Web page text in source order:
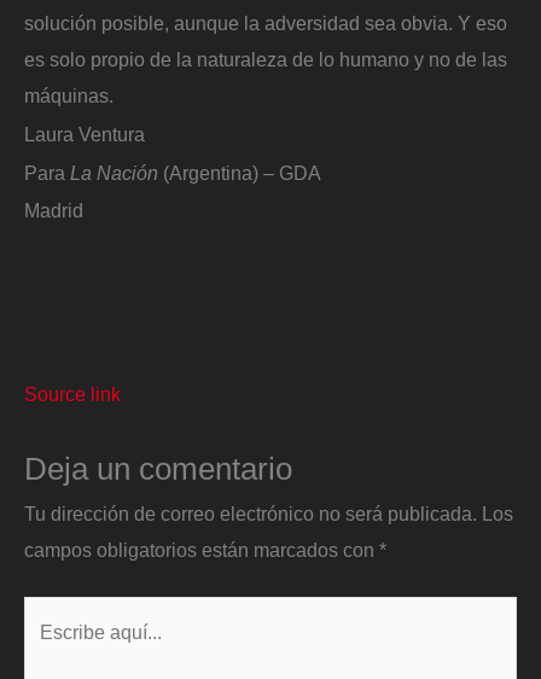
solución posible, aunque la adversidad sea obvia. Y eso
es solo propio de la naturaleza de lo humano y no de las
máquinas.
Laura Ventura
Para La Nación (Argentina) – GDA
Madrid
Source link
Deja un comentario
Tu dirección de correo electrónico no será publicada. Los
campos obligatorios están marcados con *